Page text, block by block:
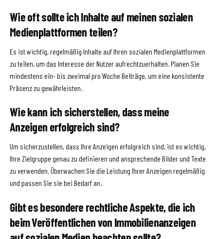
Wie oft sollte ich Inhalte auf meinen sozialen
Medienplattformen teilen?
Es ist wichtig, regelmäßig Inhalte auf Ihren sozialen Medienplattformen
zu teilen, um das Interesse der Nutzer aufrechtzuerhalten. Planen Sie
mindestens ein- bis zweimal pro Woche Beiträge, um eine konsistente
Präsenz zu gewährleisten.
Wie kann ich sicherstellen, dass meine
Anzeigen erfolgreich sind?
Um sicherzustellen, dass Ihre Anzeigen erfolgreich sind, ist es wichtig,
Ihre Zielgruppe genau zu definieren und ansprechende Bilder und Texte
zu verwenden. Überwachen Sie die Leistung Ihrer Anzeigen regelmäßig
und passen Sie sie bei Bedarf an.
Gibt es besondere rechtliche Aspekte, die ich
beim Veröffentlichen von Immobilienanzeigen